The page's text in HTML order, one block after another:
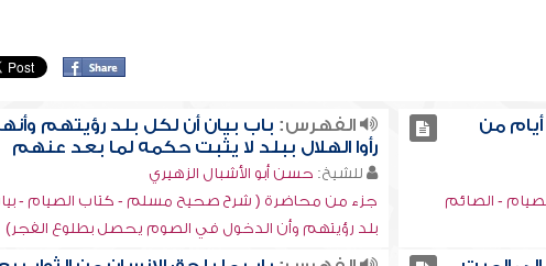
من
- الصائم
الفهرس: باب بيان أن لكل بلد رؤيتهم
رأوا الهلال ببلد لا يثبت حكمه لما بعد عنهم
للشيخ: حسن أبو الأشبال الزهيري
جزء من محاضرة ( شرح صحيح مسلم - كتاب الصيام -
بلد رؤيتهم وأن الدخول في الصوم يحصل بطلوع الفجر)